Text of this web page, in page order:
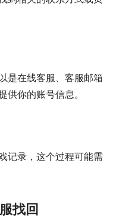
是在线客服、客服邮箱
供你的账号信息。
记录，这个过程可能需
找回